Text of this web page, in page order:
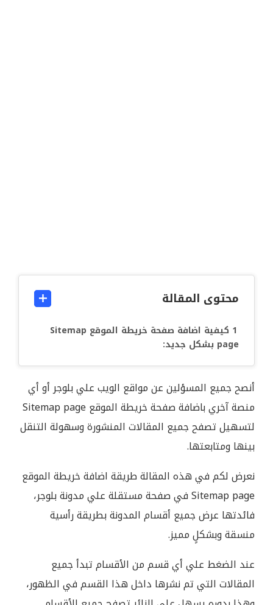
محتوى المقالة
كيفية اضافة صفحة خريطة الموقع Sitemap
page بشكل جديد:
أنصح جميع المسؤلين عن مواقع الويب علي بلوجر أو أي
منصة آخري باضافة صفحة خريطة الموقع Sitemap page
لتسهيل تصفح جميع المقالات المنشورة وسهولة التنقل
بينها ومتابعتها.
نعرض لكم في هذه المقالة طريقة اضافة خريطة الموقع
Sitemap page في صفحة مستقلة علي مدونة بلوجر،
فائدتها عرض جميع أقسام المدونة بطريقة رأسية
منسقة وبشكلٍ مميز.
عند الضغط علي أي قسم من الأقسام تبدأ جميع
المقالات التي تم نشرها داخل هذا القسم في الظهور،